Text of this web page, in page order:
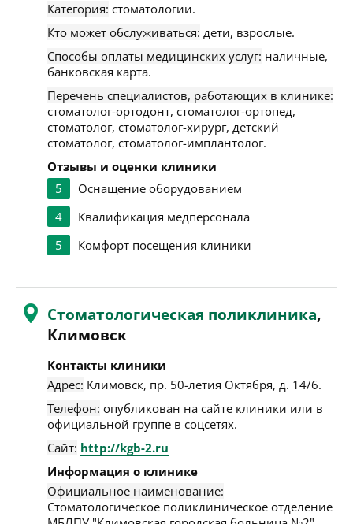
Категория: стоматологии.
Кто может обслуживаться: дети, взрослые.
Способы оплаты медицинских услуг: наличные,
банковская карта.
Перечень специалистов, работающих в клинике:
стоматолог-ортодонт, стоматолог-ортопед,
стоматолог, стоматолог-хирург, детский
стоматолог, стоматолог-имплантолог.
Отзывы и оценки клиники
5
Оснащение оборудованием
4
Квалификация медперсонала
5
Комфорт посещения клиники
Стоматологическая поликлиника,
Климовск
Контакты клиники
Адрес: Климовск, пр. 50-летия Октября, д. 14/6.
Телефон: опубликован на сайте клиники или в
официальной группе в соцсетях.
Сайт: http://kgb-2.ru
Информация о клинике
Официальное наименование:
Стоматологическое поликлиническое отделение